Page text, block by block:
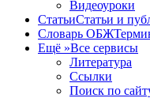
Видеоуроки
СтатьиСтатьи и
Словарь ОБЖ
Ещё »Все сервисы
Литература
Ссылки
Поиск по